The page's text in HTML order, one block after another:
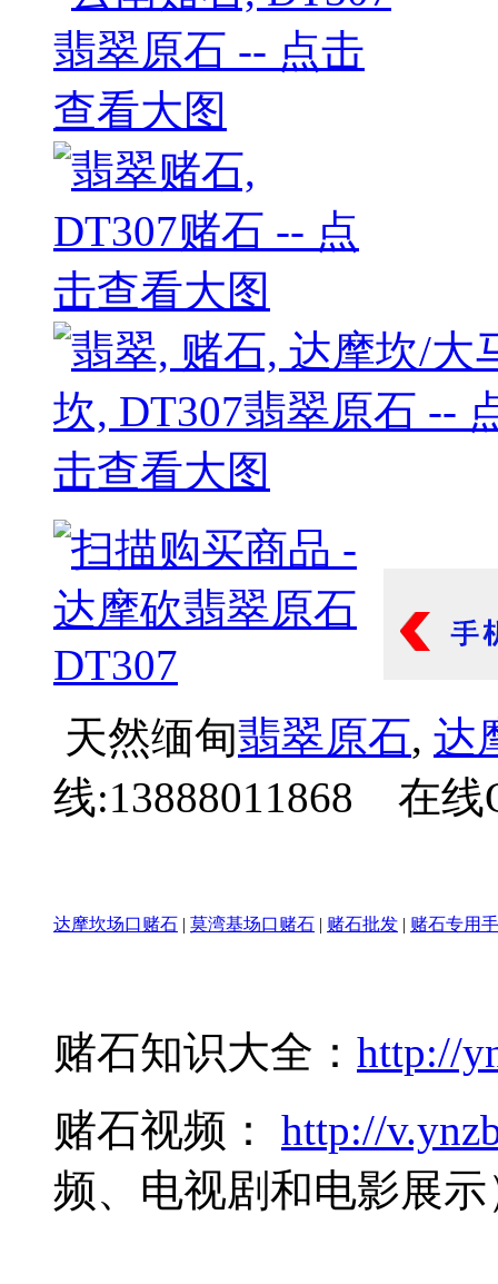
天然缅甸翡翠原石, 达
线:13888011868 在线
达摩坎场口赌石 | 莫湾基场口赌石 | 赌石批发 | 赌石专用
赌石知识大全： http://
赌石视频： http://
频、电视剧和电影展示